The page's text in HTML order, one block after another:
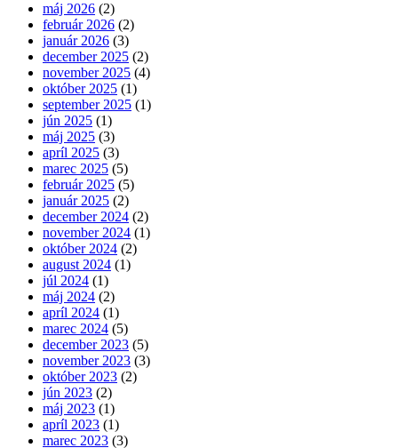
máj 2026 (2)
február 2026 (2)
január 2026 (3)
december 2025 (2)
november 2025 (4)
október 2025 (1)
september 2025 (1)
jún 2025 (1)
máj 2025 (3)
apríl 2025 (3)
marec 2025 (5)
február 2025 (5)
január 2025 (2)
december 2024 (2)
november 2024 (1)
október 2024 (2)
august 2024 (1)
júl 2024 (1)
máj 2024 (2)
apríl 2024 (1)
marec 2024 (5)
december 2023 (5)
november 2023 (3)
október 2023 (2)
jún 2023 (2)
máj 2023 (1)
apríl 2023 (1)
marec 2023 (3)